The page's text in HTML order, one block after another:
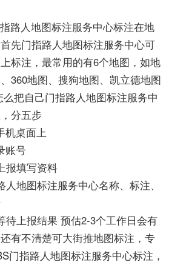
路人地图标注服务中心标注在地
先门指路人地图标注服务中心可
标注，最常用的有6个地图，如地
360地图、搜狗地图、凯立德地图
把自己门指路人地图标注服务中
分五步
机桌面上
账号
报填写资料
地图标注服务中心名称、标注、
待上报结果 预估2-3个工作日会有
有不清楚可大街推地图标注，专
门指路人地图标注服务中心标注，